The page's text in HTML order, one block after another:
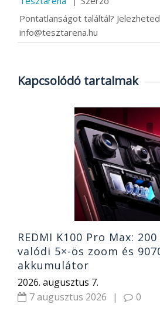
Pontatlanságot találtál?
info@tesztarena.hu
Kapcsolódó tartalmak
REDMI K100 Pro Max:
valódi 5×-ös zoom és
akkumulátor
2026. augusztus 7.
7 augusztus 2026
| 0